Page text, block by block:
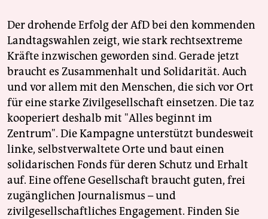
Der drohende Erfolg der AfD bei den kommenden
Landtagswahlen zeigt, wie stark rechtsextreme
Kräfte inzwischen geworden sind. Gerade jetzt
braucht es Zusammenhalt und Solidarität. Auch
und vor allem mit den Menschen, die sich vor Ort
für eine starke Zivilgesellschaft einsetzen. Die taz
kooperiert deshalb mit "Alles beginnt im
Zentrum". Die Kampagne unterstützt bundesweit
linke, selbstverwaltete Orte und baut einen
solidarischen Fonds für deren Schutz und Erhalt
auf. Eine offene Gesellschaft braucht guten, frei
zugänglichen Journalismus – und
zivilgesellschaftliches Engagement. Finden Sie